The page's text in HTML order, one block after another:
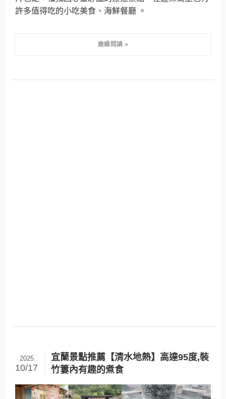
許多值得吃的小吃美食、海鮮餐廳 。
宜蘭景點推薦【清水地熱】高達95度,裝
竹簍內有趣的煮食
2025
10/17